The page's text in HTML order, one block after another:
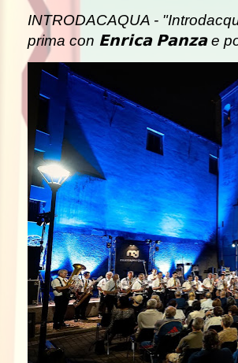
INTRODACAQUA -
prima con 𝗘𝗻𝗿𝗶𝗰𝗮 𝗣𝗮𝗻𝘇𝗮 e